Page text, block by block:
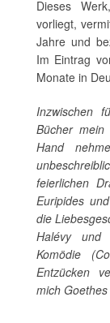
Dieses
vorliegt,
Jahre und
Im Eintrag
Monate in
Inzwischen
Bücher
Hand
feierlichen
Euripides
die
Halévy und
Komödie
Entzücken
mich